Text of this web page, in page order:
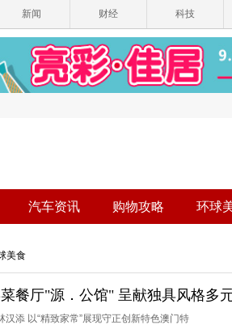
新闻 财经 科技
汽车资讯 购物攻略 环球
美食
菜餐厅"源．公馆" 呈献独具风格多
添 以“精致家常”展现守正创新特色澳门特